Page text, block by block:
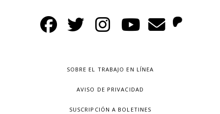
SOBRE EL TRABAJO EN LÍNEA
AVISO DE PRIVACIDAD
SUSCRIPCIÓN A BOLETINES